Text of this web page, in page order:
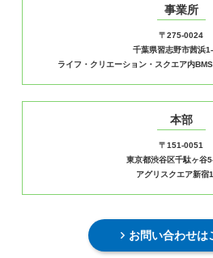
事業所
〒275-0024
千葉県習志野市茜浜
ライフ・クリエーション・スクエア内
本部
〒151-0051
東京都渋谷区千駄ヶ谷
アグリスクエア新宿
お問い合わせは